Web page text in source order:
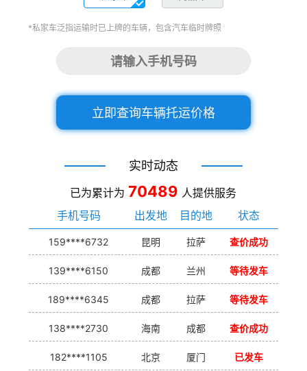
*私家车泛指运输时已上牌的车辆，包含汽车临时牌照
立即查询车辆托运价格
实时动态
已为累计为 70489 人提供服务
手机号码
出发地 目的地 状态
159****6732 昆明 拉萨 查价成功
139****6150 成都 兰州 等待发车
189****6345 成都 拉萨 等待发车
138****2730 海南 成都 查价成功
182****1105 北京 厦门 已发车